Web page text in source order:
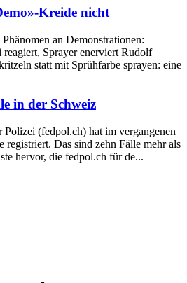
Kreide nicht
an Demonstrationen:
Sprayer enerviert Rudolf
statt mit Sprühfarbe sprayen: eine
in der Schweiz
Polizei (fedpol.ch) hat im vergangenen
registriert. Das sind zehn Fälle mehr als
hervor, die fedpol.ch für de...